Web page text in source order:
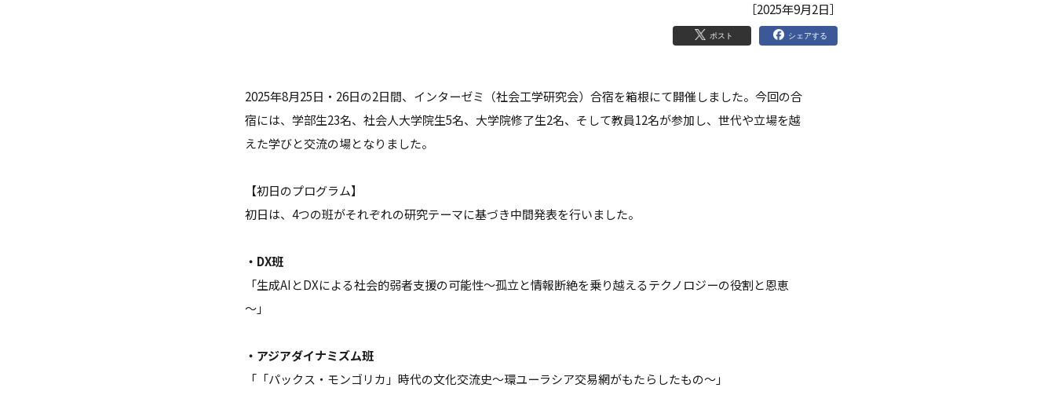
マネジメント体制
ハラスメント防止 情報公開 学生調査・VOICE報告
その他の取り組み 補助金採択状況
多摩大ブランド
大学院MBAコース
［2025年9月2日］
ポスト シェアする
2025年8月25日・26日の2日間、インターゼミ（社会工学研究会）合宿を箱根にて開催しました。今回の合
宿には、学部生23名、社会人大学院生5名、大学院修了生2名、そして教員12名が参加し、世代や立場を越
えた学びと交流の場となりました。
【初日のプログラム】
初日は、4つの班がそれぞれの研究テーマに基づき中間発表を行いました。
・DX班
「生成AIとDXによる社会的弱者支援の可能性～孤立と情報断絶を乗り越えるテクノロジーの役割と恩恵
～」
・アジアダイナミズム班
「「パックス・モンゴリカ」時代の文化交流史～環ユーラシア交易網がもたらしたもの～」